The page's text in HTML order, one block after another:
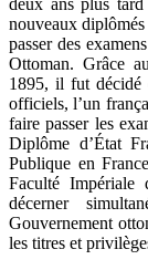
deux ans plus
nouveaux
passer des
Ottoman. Grâce
1895, il fut décidé
officiels, l’un
faire passer les
Diplôme d’État
Publique en
Faculté
décerner
Gouvernement
les titres et